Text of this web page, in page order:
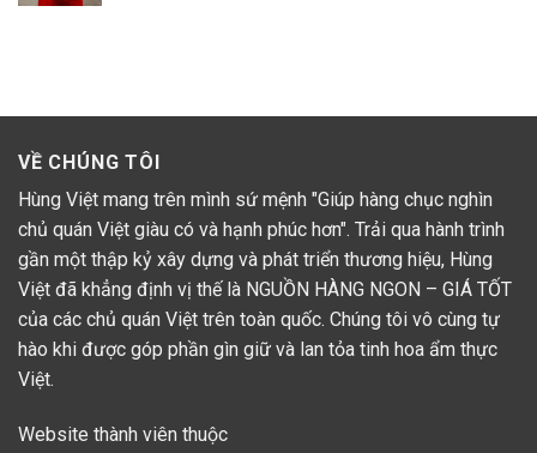
VỀ CHÚNG TÔI
Hùng Việt mang trên mình sứ mệnh "Giúp hàng chục nghìn
chủ quán Việt giàu có và hạnh phúc hơn". Trải qua hành trình
gần một thập kỷ xây dựng và phát triển thương hiệu, Hùng
Việt đã khẳng định vị thế là NGUỒN HÀNG NGON – GIÁ TỐT
của các chủ quán Việt trên toàn quốc. Chúng tôi vô cùng tự
hào khi được góp phần gìn giữ và lan tỏa tinh hoa ẩm thực
Việt.
Website thành viên thuộc